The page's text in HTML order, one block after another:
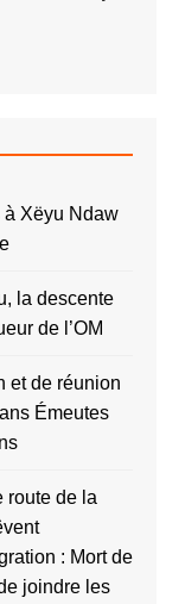
Xëyu Ndaw
la descente
de l’OM
et de réunion
Émeutes
route de la
: Mort de
joindre les